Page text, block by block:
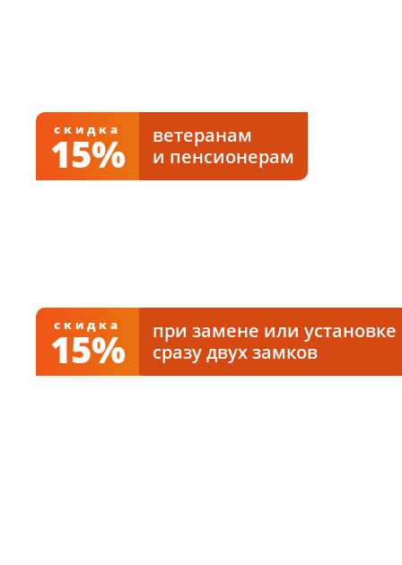
скидка
15%
ветеранам
и пенсионерам
скидка
15%
при замене или установке
сразу двух замков